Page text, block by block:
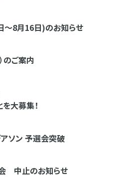
8月16日)のお知らせ
のご案内
大募集！
ソン 予選会突破
会 中止のお知らせ